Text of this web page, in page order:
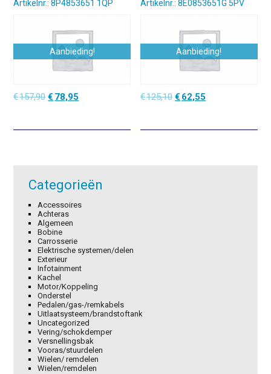
Artikelnr.: 8P4853651 1QP
Aanbieding!
€157,90Oorspronkelijke
€157,90.
€ 78,95
€78,95.
Artikelnr.: 8E0853651G 5PV
Aanbieding!
€125,10 Oorspronkelijke
€125,10.
€ 62,55
€62,55.
Categorieën
Accessoires
Achteras
Algemeen
Bobine
Carrosserie
Elektrische systemen/delen
Exterieur
Infotainment
Kachel
Motor/Koppeling
Onderstel
Pedalen/gas-/remkabels
Uitlaatsysteem/brandstoftank
Uncategorized
Vering/schokdemper
Versnellingsbak
Vooras/stuurdelen
Wielen/ remdelen
Wielen/remdelen